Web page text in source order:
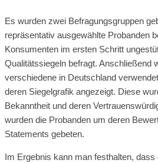
Es wurden zwei Befragungsgruppen
repräsentativ ausgewählte Probanden
Konsumenten im ersten Schritt
Qualitätssiegeln befragt. Anschließend
verschiedene in Deutschland
deren Siegelgrafik angezeigt. Diese
Bekanntheit und deren
wurden die Probanden um deren
Statements gebeten.
Im Ergebnis kann man festhalten,